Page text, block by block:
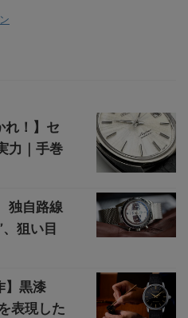
れ！】セ
力｜手巻
独自路線
狙い目
】黒漆
表現した